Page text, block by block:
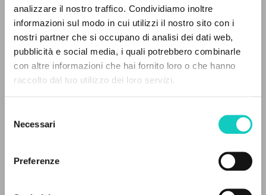
analizzare il nostro traffico. Condividiamo inoltre
informazioni sul modo in cui utilizzi il nostro sito con i
nostri partner che si occupano di analisi dei dati web,
pubblicità e social media, i quali potrebbero combinarle
con altre informazioni che hai fornito loro o che hanno
raccolto dal tuo utilizzo dei loro servizi.
delNecessari
Preferenze
Giussani LuigiAuthor
Stevenson J. PatrickTranslator
Cowa Publications - pro manuscripto
Pages: 12
0RESULTS FOUND
MORE RESULTS